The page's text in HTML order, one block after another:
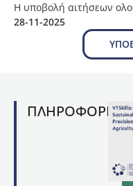
Η υποβολή αιτήσεων
28-11-2025
ΠΛΗΡΟΦΟΡΙΕΣ